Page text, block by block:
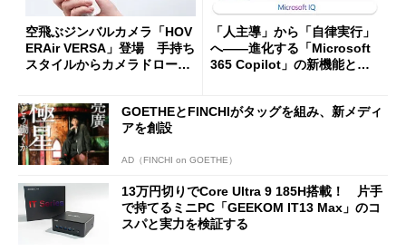
空飛ぶジンバルカメラ「HOV
ERAir VERSA」登場 手持ち
スタイルからカメラドローン
「人主導」から「自律実行」
へ――進化する「Microsoft
365 Copilot」の新機能とエ
GOETHEとFINCHIがタッグを組み、新メディ
アを創設
AD（FINCHI on GOETHE）
13万円切りでCore Ultra 9 185H搭載！ 片手
で持てるミニPC「GEEKOM IT13 Max」のコ
スパと実力を検証する